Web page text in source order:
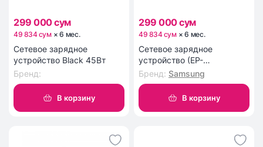
299 000 сум
49 834 сум ×6 мес.
Сетевое зарядное
устройство Black 45Вт
Бренд:
В корзину
299 000 сум
49 834 сум ×6 мес.
Сетевое зарядное
устройство (EP-
TA845NBEGEU), 45Вт White
Бренд: Samsung
В корзину